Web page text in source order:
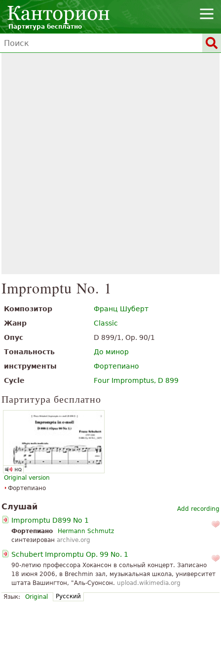
Партитура бесплатно
Impromptu No. 1
Композитор
Франц Шуберт
Жанр
Classic
Опус
D 899/1, Op. 90/1
Тональность
До минор
инструменты
Фортепиано
Cycle
Four Impromptus, D 899
Партитура бесплатно
Original version
Фортепиано
Add recording
Слушай
Impromptu D899 No 1
Фортепиано
Hermann Schmutz
синтезирован archive.org
Schubert Impromptu Op. 99 No. 1
90-летию профессора Хокансон в сольный концерт. Записано
18 июня 2006, в Brechmin зал, музыкальная школа, университет
штата Вашингтон, "Аль-Суонсон. upload.wikimedia.org
Язык:
Original Русский